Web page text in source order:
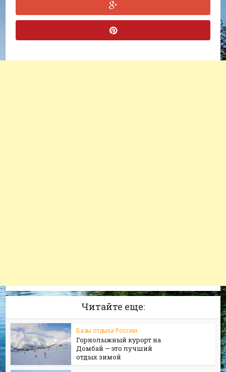
Читайте еще:
Базы отдыха России
Горнолыжный курорт на
Домбай — это лучший
отдых зимой